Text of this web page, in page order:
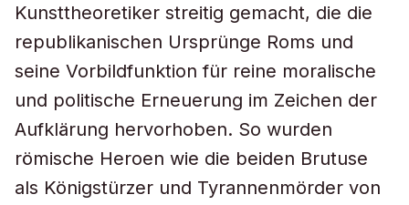
Kunsttheoretiker streitig gemacht, die die
republikanischen Ursprünge Roms und
seine Vorbildfunktion für reine moralische
und politische Erneuerung im Zeichen der
Aufklärung hervorhoben. So wurden
römische Heroen wie die beiden Brutuse
als Königstürzer und Tyrannenmörder von